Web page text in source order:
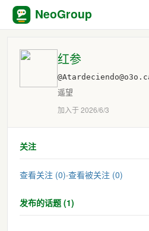
NeoGroup
红参
遥望
加入于 2026/6/3
关注
查看关注 (0)·查看被关注 (0)
发布的话题 (1)